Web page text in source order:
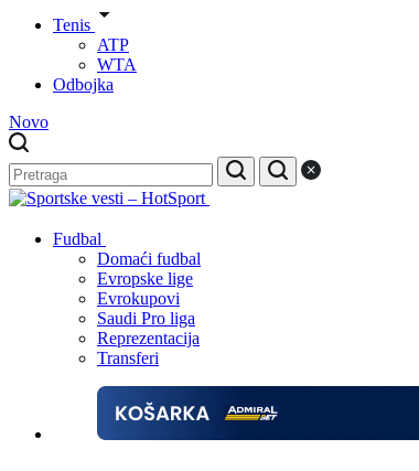
Tenis
ATP
WTA
Odbojka
Novo
Fudbal
Domaći fudbal
Evropske lige
Evrokupovi
Saudi Pro liga
Reprezentacija
Transferi